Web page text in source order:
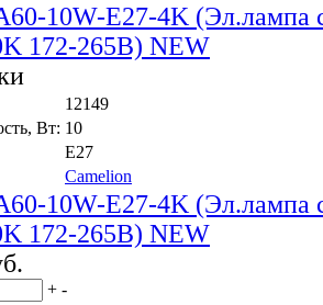
10W-E27-4K (Эл.лампа
172-265В) NEW
12149
Вт: 10
E27
Camelion
10W-E27-4K (Эл.лампа
172-265В) NEW
+ -